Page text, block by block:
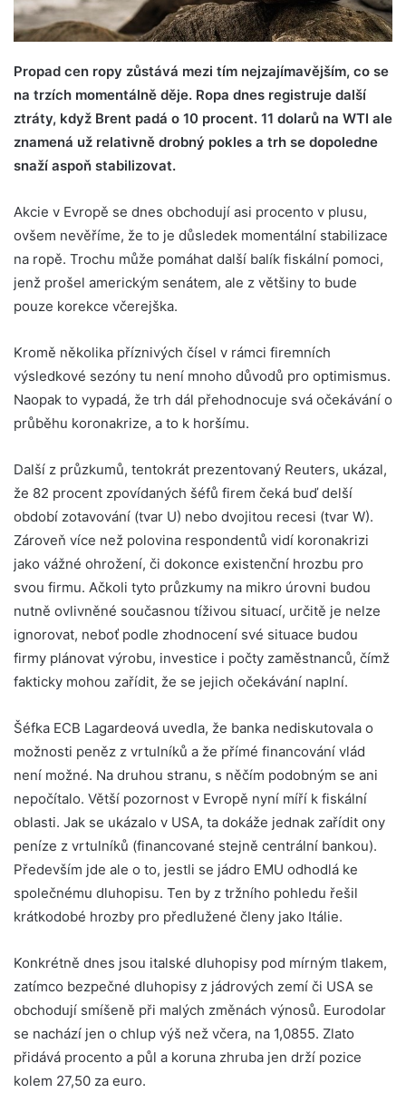
Propad cen ropy zůstává mezi tím nejzajímavějším, co se
na trzích momentálně děje. Ropa dnes registruje další
ztráty, když Brent padá o 10 procent. 11 dolarů na WTI ale
znamená už relativně drobný pokles a trh se dopoledne
snaží aspoň stabilizovat.
Akcie v Evropě se dnes obchodují asi procento v plusu,
ovšem nevěříme, že to je důsledek momentální stabilizace
na ropě. Trochu může pomáhat další balík fiskální pomoci,
jenž prošel americkým senátem, ale z většiny to bude
pouze korekce včerejška.
Kromě několika příznivých čísel v rámci firemních
výsledkové sezóny tu není mnoho důvodů pro optimismus.
Naopak to vypadá, že trh dál přehodnocuje svá očekávání o
průběhu koronakrize, a to k horšímu.
Další z průzkumů, tentokrát prezentovaný Reuters, ukázal,
že 82 procent zpovídaných šéfů firem čeká buď delší
období zotavování (tvar U) nebo dvojitou recesi (tvar W).
Zároveň více než polovina respondentů vidí koronakrizi
jako vážné ohrožení, či dokonce existenční hrozbu pro
svou firmu. Ačkoli tyto průzkumy na mikro úrovni budou
nutně ovlivněné současnou tíživou situací, určitě je nelze
ignorovat, neboť podle zhodnocení své situace budou
firmy plánovat výrobu, investice i počty zaměstnanců, čímž
fakticky mohou zařídit, že se jejich očekávání naplní.
Šéfka ECB Lagardeová uvedla, že banka nediskutovala o
možnosti peněz z vrtulníků a že přímé financování vlád
není možné. Na druhou stranu, s něčím podobným se ani
nepočítalo. Větší pozornost v Evropě nyní míří k fiskální
oblasti. Jak se ukázalo v USA, ta dokáže jednak zařídit ony
peníze z vrtulníků (financované stejně centrální bankou).
Především jde ale o to, jestli se jádro EMU odhodlá ke
společnému dluhopisu. Ten by z tržního pohledu řešil
krátkodobé hrozby pro předlužené členy jako Itálie.
Konkrétně dnes jsou italské dluhopisy pod mírným tlakem,
zatímco bezpečné dluhopisy z jádrových zemí či USA se
obchodují smíšeně při malých změnách výnosů. Eurodolar
se nachází jen o chlup výš než včera, na 1,0855. Zlato
přidává procento a půl a koruna zhruba jen drží pozice
kolem 27,50 za euro.